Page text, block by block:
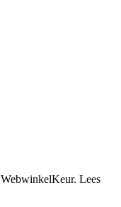
WebwinkelKeur. Lees